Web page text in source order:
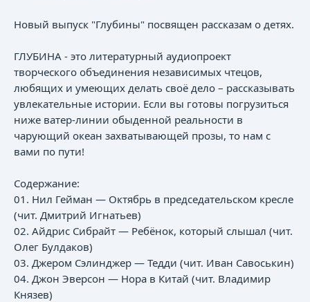
Новый выпуск "Глубины" посвящен рассказам о детях.
ГЛУБИНА - это литературный аудиопроект
творческого объединения независимых чтецов,
любящих и умеющих делать своё дело – рассказывать
увлекательные истории. Если вы готовы погрузиться
ниже ватер-линии обыденной реальности в
чарующий океан захватывающей прозы, то нам с
вами по пути!
Содержание:
01. Нил Гейман — Октябрь в председательском кресле
(чит. Дмитрий Игнатьев)
02. Айдрис Сибрайт — Ребёнок, который слышал (чит.
Олег Булдаков)
03. Джером Сэлинджер — Тедди (чит. Иван Савоськин)
04. Джон Эверсон — Нора в Китай (чит. Владимир
Князев)